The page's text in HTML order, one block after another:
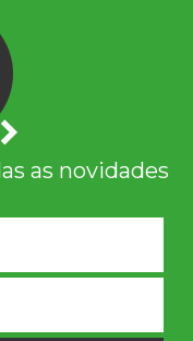
as novidades